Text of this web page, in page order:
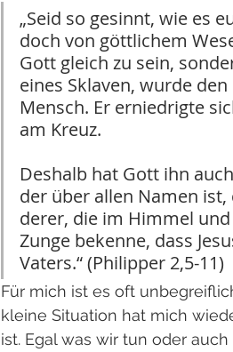
„Seid so gesinnt, wie es
doch von göttlichem
Gott gleich zu sein,
eines Sklaven, wurde
Mensch. Er erniedrigte
am Kreuz.
Deshalb hat Gott ihn
der über allen Namen ist,
derer, die im Himmel
Zunge bekenne, dass
Vaters.“ (Philipper 2,5-11)
Für mich ist es oft
kleine Situation hat mich
ist. Egal was wir tun oder